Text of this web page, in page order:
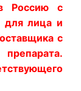
Россию с
для лица и
с